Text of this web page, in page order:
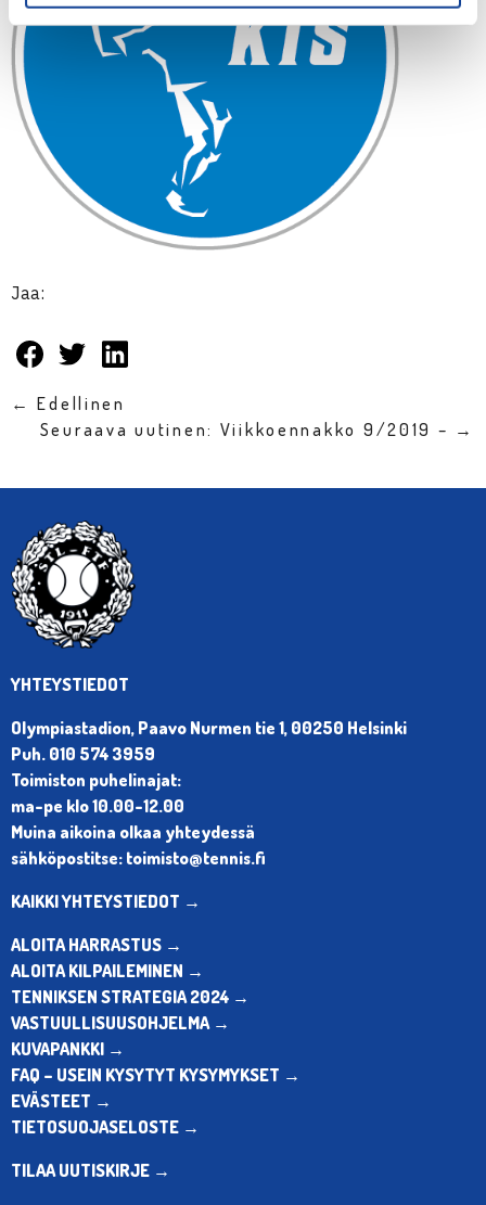
Jaa:
← Edellinen
Seuraava uutinen: Viikkoennakko 9/2019 – →
YHTEYSTIEDOT
Olympiastadion, Paavo Nurmen tie 1, 00250 Helsinki
Puh. 010 574 3959
Toimiston puhelinajat:
ma-pe klo 10.00-12.00
Muina aikoina olkaa yhteydessä
sähköpostitse: toimisto@tennis.fi
KAIKKI YHTEYSTIEDOT →
ALOITA HARRASTUS →
ALOITA KILPAILEMINEN →
TENNIKSEN STRATEGIA 2024 →
VASTUULLISUUSOHJELMA →
KUVAPANKKI →
FAQ – USEIN KYSYTYT KYSYMYKSET →
EVÄSTEET →
TIETOSUOJASELOSTE →
TILAA UUTISKIRJE →